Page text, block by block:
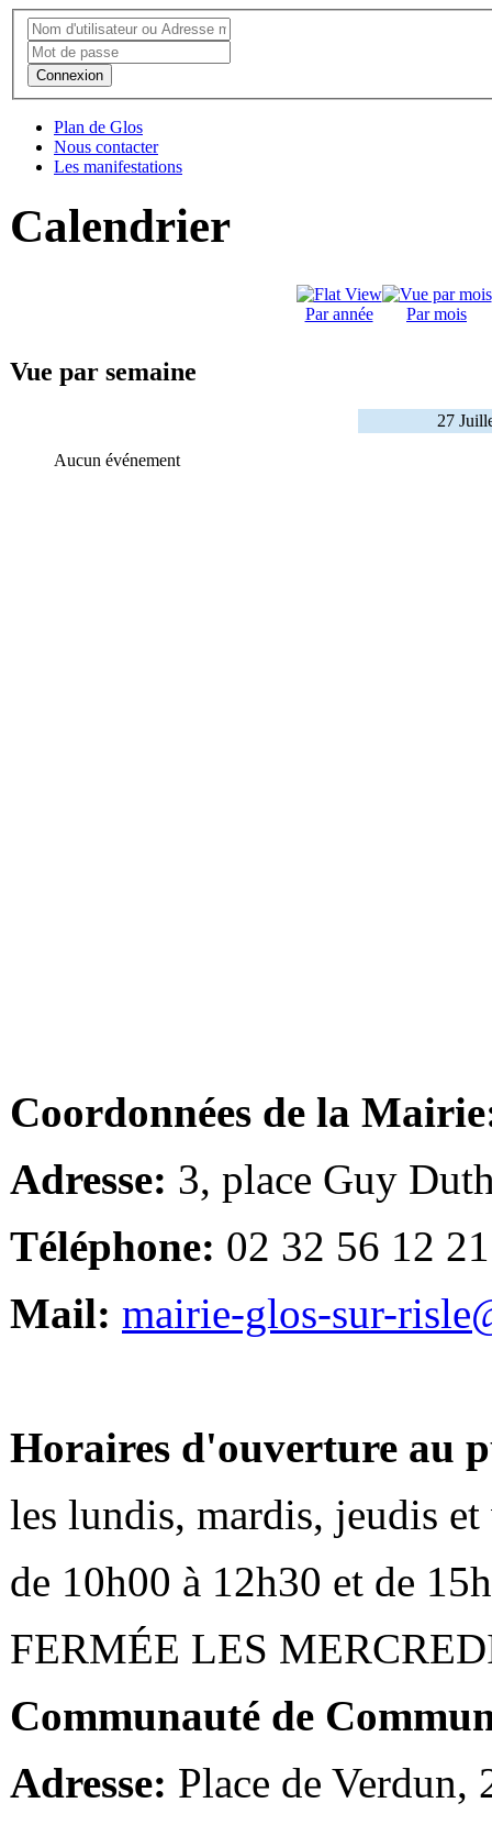
Connexion
Plan de Glos
Nous contacter
Les manifestations
Calendrier
Par année Par mois
Vue par semaine
27
Aucun événement
Coordonnées de la
Adresse: 3, place Guy
Téléphone: 02 32 56 12 21
Mail: mairie-glos-sur-
Horaires d'ouverture au
les lundis, mardis, jeudis et
de 10h00 à 12h30 et de
FERMÉE LES
Communauté de
Adresse: Place de Verdun,